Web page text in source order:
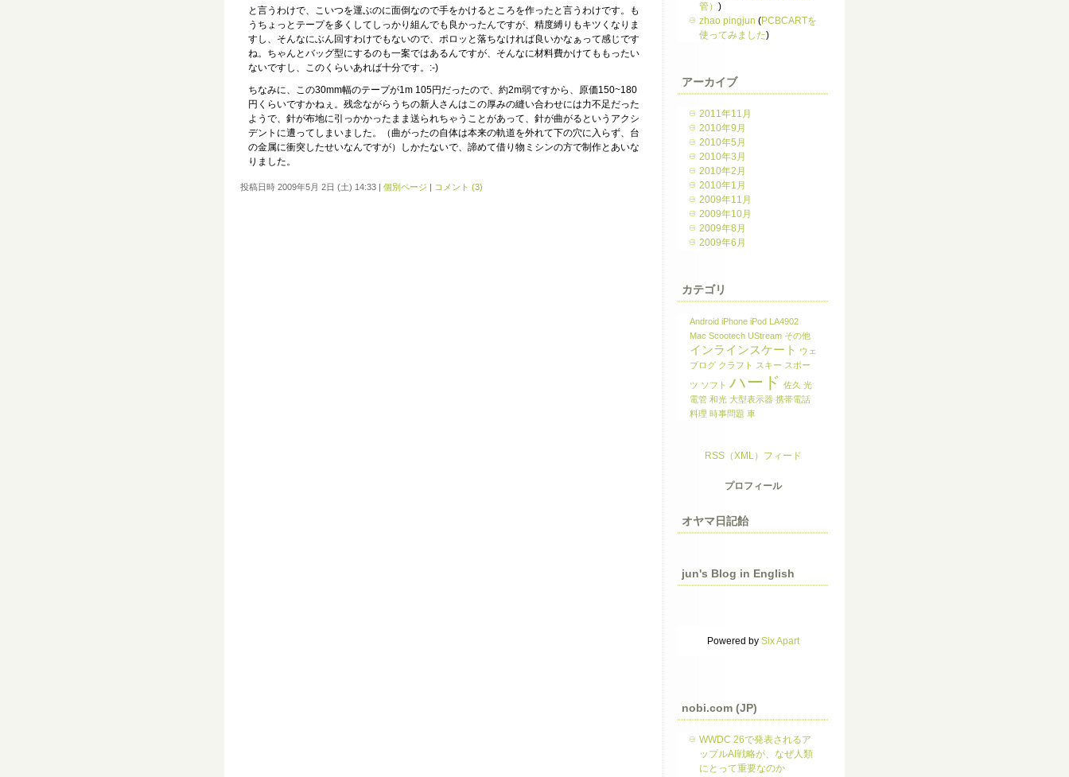
と言うわけで、こいつを運ぶのに面倒なので手をかけるところを作ったと言うわけです。も
うちょっとテープを多くしてしっかり組んでも良かったんですが、精度縛りもキツくなりま
すし、そんなにぶん回すわけでもないので、ポロッと落ちなければ良いかなぁって感じです
ね。ちゃんとバッグ型にするのも一案ではあるんですが、そんなに材料費かけてももったい
ないですし、このくらいあれば十分です。:-)
ちなみに、この30mm幅のテープが1m 105円だったので、約2m弱ですから、原価150~180
円くらいですかねぇ。残念ながらうちの新人さんはこの厚みの縫い合わせには力不足だった
ようで、針が布地に引っかかったまま送られちゃうことがあって、針が曲がるというアクシ
デントに遭ってしまいました。（曲がったの自体は本来の軌道を外れて下の穴に入らず、台
の金属に衝突したせいなんですが）しかたないで、諦めて借り物ミシンの方で制作とあいな
りました。
投稿日時 2009年5月 2日 (土) 14:33 | 個別ページ | コメント (3)
管） )
zhao pingjun (PCBCARTを
使ってみました)
アーカイブ
2011年11月
2010年9月
2010年5月
2010年3月
2010年2月
2010年1月
2009年11月
2009年10月
2009年8月
2009年6月
カテゴリ
Android iPhone iPod LA4902
Mac Scootech UStream その他
インラインスケート ウェ
ブログ クラフト スキー スポー
ツ ソフト ハード 佐久 光
電管 和光 大型表示器 携帯電話
料理 時事問題 車
RSS（XML）フィード
プロフィール
オヤマ日記飴
jun's Blog in English
Powered by Six Apart
nobi.com (JP)
WWDC 26で発表されるア
ップルAI戦略が、なぜ人類
にとって重要なのか